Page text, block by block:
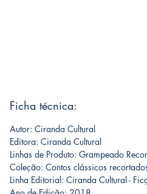
Ficha técnica:
Autor: Ciranda Cultural
Editora: Ciranda Cultural
Linhas de Produto: Grampeado
Coleção: Contos clássicos
Linha Editorial: Ciranda Cultural -